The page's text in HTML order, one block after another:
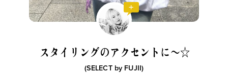
スタイリングのアクセントに〜☆
(SELECT by FUJII)